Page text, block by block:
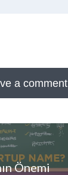
a comment
Önemi